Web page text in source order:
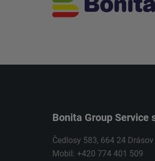
Bonita Group Service
Čedlosy 583, 664 24 Drásov
Mobil: +420 774 401 509